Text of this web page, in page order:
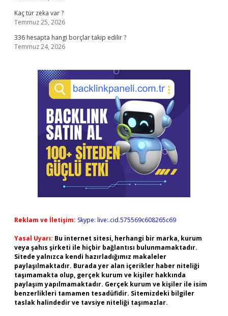
Kaç tür zeka var ?
Temmuz 25, 2026
336 hesapta hangi borçlar takip edilir ?
Temmuz 24, 2026
Reklam ve İletişim: Skype: live:.cid.575569c608265c69
Yasal Uyarı: Bu internet sitesi, herhangi bir marka, kurum
veya şahıs şirketi ile hiçbir bağlantısı bulunmamaktadır.
Sitede yalnızca kendi hazırladığımız makaleler
paylaşılmaktadır. Burada yer alan içerikler haber niteliği
taşımamakta olup, gerçek kurum ve kişiler hakkında
paylaşım yapılmamaktadır. Gerçek kurum ve kişiler ile isim
benzerlikleri tamamen tesadüfidir. Sitemizdeki bilgiler
taslak halindedir ve tavsiye niteliği taşımazlar.